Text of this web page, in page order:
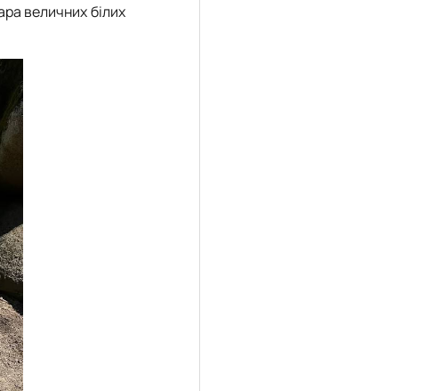
величних білих